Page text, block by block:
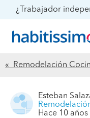
¿Trabajador
« Remodelación
Esteban
Hace 10 años